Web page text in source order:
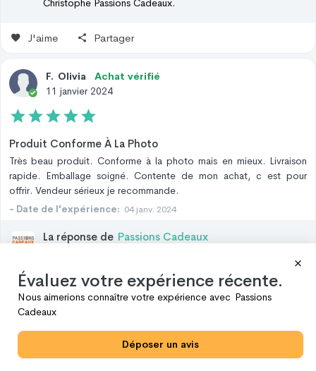
Christophe Passions Cadeaux.
J'aime Partager
F. Olivia
Achat vérifié
11 janvier 2024
Produit Conforme À La Photo
Très beau produit. Conforme à la photo mais en mieux. Livraison
rapide. Emballage soigné. Contente de mon achat, c est pour
offrir. Vendeur sérieux je recommande.
- Date de l'expérience: 04 janv. 2024
La réponse de Passions Cadeaux
Bonjour Olivia, merci beaucoup pour votre commentaire
positif ! Nous sommes ravis de savoir que vous êtes
satisfaite de Passions Cadeaux pour votre achat. Nous
faisons de notre mieux pour nous assurer que nos produits
d'apprendre que celui-ci a dépassé vos attentes. Notre
équipe travaille également dur pour assurer une livraison
Évaluez votre expérience récente.
Nous aimerions connaître votre expérience avec Passions
Cadeaux
Déposer un avis